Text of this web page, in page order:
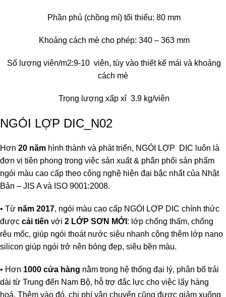
Phần phủ (chồng mí) tối thiểu: 80 mm
Khoảng cách mè cho phép: 340 – 363 mm
Số lượng viên/m2:9-10 viên, tùy vào thiết kế mái và khoảng
cách mè
Trọng lượng xấp xỉ 3.9 kg/viên
NGÓI LỢP DIC_N02
Hơn 20 năm hình thành và phát triển, NGÓI LỢP DIC luôn là
đơn vị tiên phong trong việc sản xuất & phân phối sản phẩm
ngói màu cao cấp theo công nghệ hiện đại bậc nhất của Nhật
Bản – JIS A và ISO 9001:2008.
• Từ năm 2017, ngói màu cao cấp NGÓI LỢP DIC chính thức
được cải tiến với 2 LỚP SƠN MỚI : lớp chống thấm, chống
rêu mốc, giúp ngói thoát nước siêu nhanh cộng thêm lớp nano
silicon giúp ngói trở nên bóng đẹp, siêu bền màu.
• Hơn 1000 cửa hàng nằm trong hệ thống đại lý, phân bố trải
dài từ Trung đến Nam Bộ, hỗ trợ đắc lực cho việc lấy hàng
hoá. Thêm vào đó, chi phí vận chuyển cũng được giảm xuống